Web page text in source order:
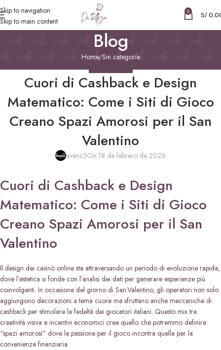
Skip to navigation
Skip to main content
0 S/
Blog
Home Sin categoría
Cuori di Cashback e Design
Matematico: Come i Siti di Gioco
Creano Spazi Amorosi per il San
Valentino
avanc3On 18 de febrero de 2026
Cuori di Cashback e Design
Matematico: Come i Siti di Gioco
Creano Spazi Amorosi per il San
Valentino
Il design dei casinò online sta attraversando un periodo di evoluzione rapida,
dove l’estetica si fonde con l’analisi dei dati per generare esperienze più
coinvolgenti. In occasione del giorno di San Valentino, gli operatori non solo
aggiungono decorazioni a tema cuore ma sfruttano anche meccaniche di
cashback per stimolare la fedeltà dei giocatori italiani. Questo mix tra
creatività visiva e incentivi economici crea quello che potremmo definire
“spazi amorosi” dove la passione per il gioco incontra quella per la
convenienza finanziaria.